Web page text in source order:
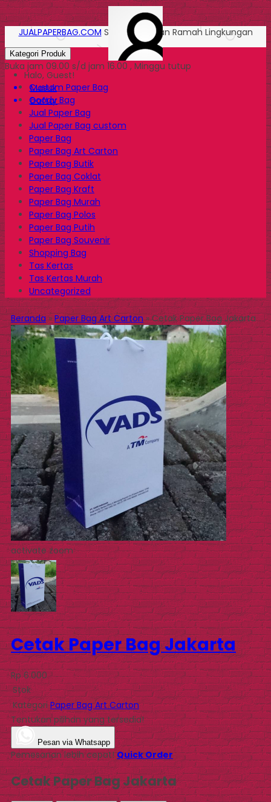
Halo, Guest!
Masuk
Daftar
JUALPAPERBAG.COM Solusi Kemasan Ramah Lingkungan
Kategori Produk
Buka jam 09.00 s/d jam 16.00 , Minggu tutup
Custom Paper Bag
Goody Bag
Jual Paper Bag
Jual Paper Bag custom
Paper Bag
Paper Bag Art Carton
Paper Bag Butik
Paper Bag Coklat
Paper Bag Kraft
Paper Bag Murah
Paper Bag Polos
Paper Bag Putih
Paper Bag Souvenir
Shopping Bag
Tas Kertas
Tas Kertas Murah
Uncategorized
Beranda»Paper Bag Art Carton»Cetak Paper Bag Jakarta
activate zoom
Cetak Paper Bag Jakarta
Rp 6.000
Stok
Kategori Paper Bag Art Carton
Tentukan pilihan yang tersedia!
Pesan via Whatsapp
Pemesanan lebih cepat!Quick Order
Cetak Paper Bag Jakarta